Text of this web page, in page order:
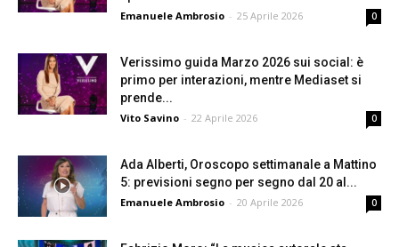
Emanuele Ambrosio - 25 Aprile 2026 0
Verissimo guida Marzo 2026 sui social: è
primo per interazioni, mentre Mediaset si
prende...
Vito Savino - 22 Aprile 2026 0
Ada Alberti, Oroscopo settimanale a Mattino
5: previsioni segno per segno dal 20 al...
Emanuele Ambrosio - 20 Aprile 2026 0